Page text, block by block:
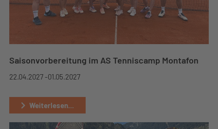
Saisonvorbereitung im AS Tenniscamp Montafon
22.04.2027 -01.05.2027
Weiterlesen...